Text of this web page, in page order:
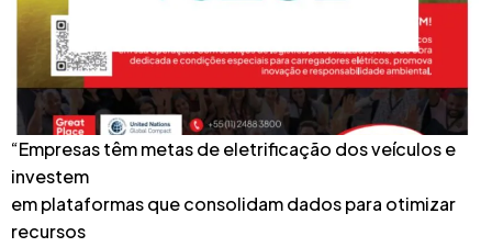
“Empresas têm metas de eletrificação dos veículos e
investem
em plataformas que consolidam dados para otimizar
recursos